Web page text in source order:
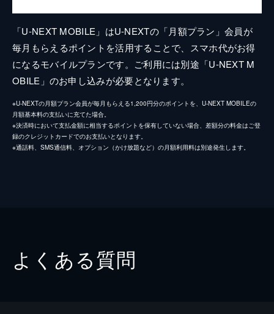
「U-NEXT MOBILE」はU-NEXTの「月額プラン」会員が
毎月もらえるポイントを活用することで、スマホ代がお得
になるモバイルプランです。ご利用には別途「U-NEXT M
OBILE」のお申し込みが必要となります。
※U-NEXTの月額プラン会員が毎月もらえる1,200円分のポイントを、U-NEXT MOBILEの
月額基本料の支払いに充てた場合。
※決済時において支払金額に相当するポイントを保有していない場合、差額分の料金はご登
録のクレジットカードでのお支払いとなります。
※通話料、SMS通信料、オプション（かけ放題など）の月額利用料は別途発生します。
よくある質問